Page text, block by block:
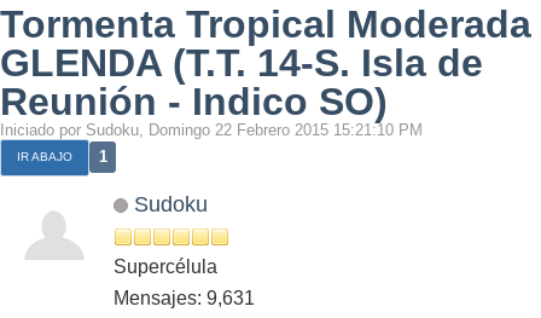
Tormenta Tropical Moderada
GLENDA (T.T. 14-S. Isla de
Reunión - Indico SO)
Iniciado por Sudoku, Domingo 22 Febrero 2015 15:21:10 PM
IR ABAJO 1
Sudoku
Supercélula
Mensajes: 9,631